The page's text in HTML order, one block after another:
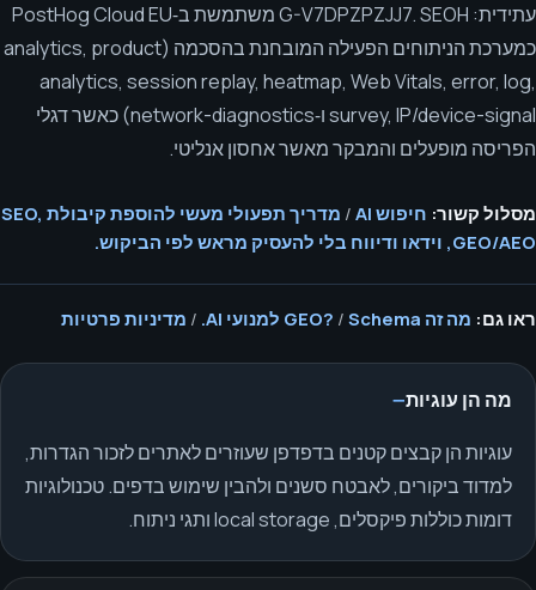
עתידית: G-V7DPZPZJJ7. SEOH משתמשת ב‑PostHog Cloud EU
כמערכת הניתוחים הפעילה המובחנת בהסכמה (analytics, product
analytics, session replay, heatmap, Web Vitals, error, log,
survey, IP/device-signal ו‑network-diagnostics) כאשר דגלי
הפריסה מופעלים והמבקר מאשר אחסון אנליטי.
מסלול קשור: חיפוש AI /
מדריך תפעולי מעשי להוספת קיבולת SEO,
GEO/AEO, וידאו ודיווח בלי להעסיק מראש לפי הביקוש.
ראו גם: מה זה GEO? / Schema למנועי AI. / מדיניות פרטיות
מה הן עוגיות
עוגיות הן קבצים קטנים בדפדפן שעוזרים לאתרים לזכור הגדרות,
למדוד ביקורים, לאבטח סשנים ולהבין שימוש בדפים. טכנולוגיות
דומות כוללות פיקסלים, local storage ותגי ניתוח.